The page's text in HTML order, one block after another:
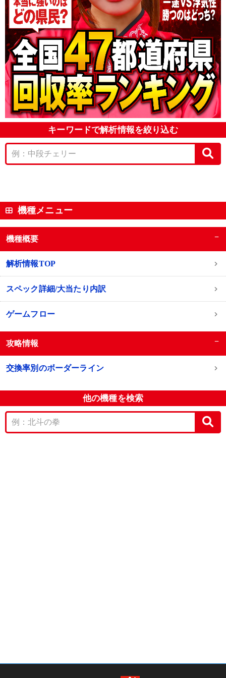
キーワードで解析情報を絞り込む
機種メニュー
機種概要 −
解析情報TOP
スペック詳細/大当たり内訳
ゲームフロー
攻略情報 −
交換率別のボーダーライン
他の機種を検索